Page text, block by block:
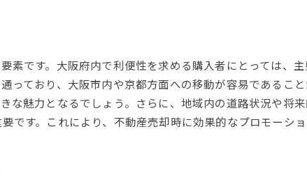
素です。大阪府内で利便性を求める購入者にとっては、
っており、大阪市内や京都方面への移動が容易であるこ
な魅力となるでしょう。さらに、地域内の道路状況や将
す。これにより、不動産売却時に効果的なプロモーショ